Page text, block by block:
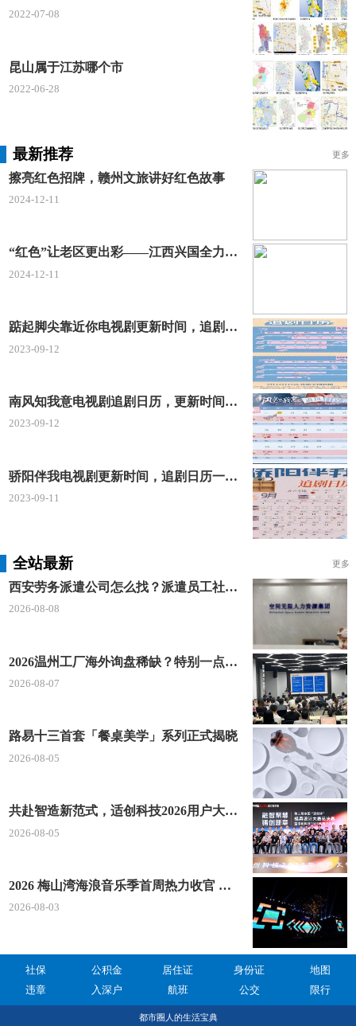
2022-07-08
昆山属于江苏哪个市
2022-06-28
最新推荐 更多
擦亮红色招牌，赣州文旅讲好红色故事
2024-12-11
“红色”让老区更出彩——江西兴国全力打造红色文化传承发展创新示范区
2024-12-11
踮起脚尖靠近你电视剧更新时间，追剧日历及剧情简介
2023-09-12
南风知我意电视剧追剧日历，更新时间一览表
2023-09-12
骄阳伴我电视剧更新时间，追剧日历一览表
2023-09-11
全站最新 更多
西安劳务派遣公司怎么找？派遣员工社保如何合规缴？空间无限 23 年专业沉淀给出答案
2026-08-08
2026温州工厂海外询盘稀缺？特别一点AI 短视频引流 + 麦穗智能获客谷歌定制独立站双渠道拓客！
2026-08-07
路易十三首套「餐桌美学」系列正式揭晓
2026-08-05
共赴智造新范式，适创科技2026用户大会将于深圳启幕
2026-08-05
2026 梅山湾海浪音乐季首周热力收官 文体旅深度融合点燃滨海夏日经济
2026-08-03
社保 公积金 居住证 身份证
地图
违章
入深户 航班 公交 限行
都市圈人的生活宝典